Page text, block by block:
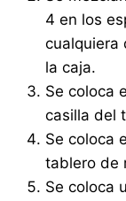
4 en los
cualquiera
la caja.
Se coloca
casilla del
Se coloca
tablero de
Se coloca